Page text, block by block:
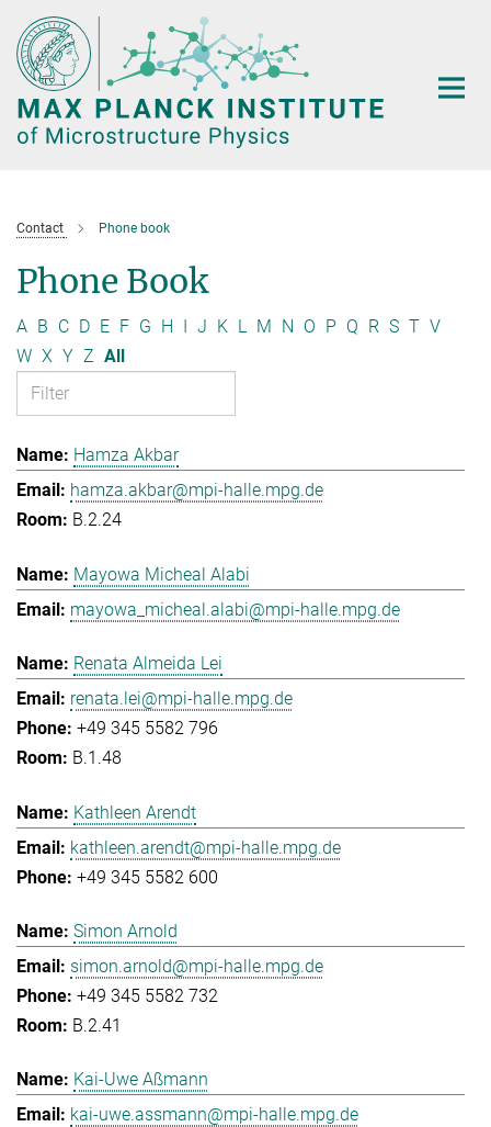
Main-
Content
Contact Phone book
Phone Book
A B C D E F G H I J K L M N O P Q R S T V
W X Y Z All
Hamza Akbar
hamza.akbar@mpi-halle.mpg.de
B.2.24
Mayowa Micheal Alabi
mayowa_micheal.alabi@mpi-halle.mpg.de
Renata Almeida Lei
renata.lei@mpi-halle.mpg.de
+49 345 5582 796
B.1.48
Kathleen Arendt
kathleen.arendt@mpi-halle.mpg.de
+49 345 5582 600
Simon Arnold
simon.arnold@mpi-halle.mpg.de
+49 345 5582 732
B.2.41
Kai-Uwe Aßmann
kai-uwe.assmann@mpi-halle.mpg.de